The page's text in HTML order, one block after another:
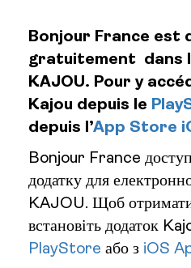
Bonjour France est
gratuitement dans
KAJOU. Pour y
Kajou depuis le
depuis l’App Store
Bonjour France
додатку для
KAJOU. Щоб
встановіть додаток
PlayStore або з iOS